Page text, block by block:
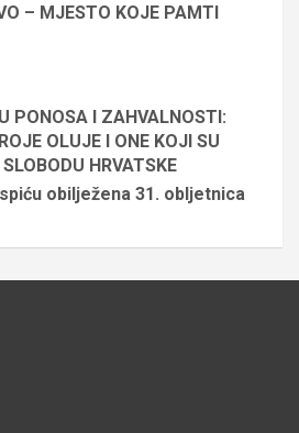
– MJESTO KOJE PAMTI
PONOSA I ZAHVALNOSTI:
OLUJE I ONE KOJI SU
HRVATSKE
obilježena 31. obljetnica